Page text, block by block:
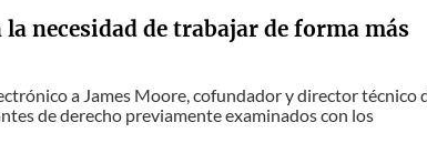
necesidad de trabajar de forma más
a James Moore, cofundador y director técnico
de derecho previamente examinados con los